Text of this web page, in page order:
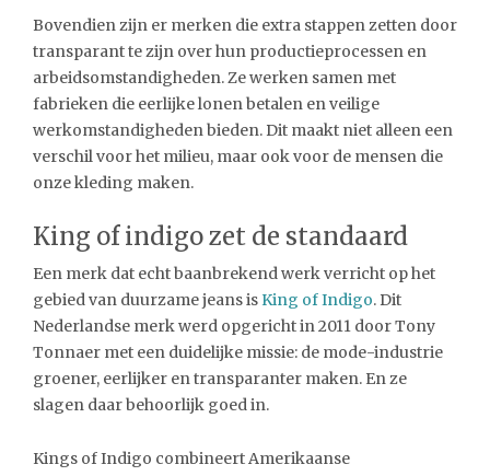
Bovendien zijn er merken die extra stappen zetten door
transparant te zijn over hun productieprocessen en
arbeidsomstandigheden. Ze werken samen met
fabrieken die eerlijke lonen betalen en veilige
werkomstandigheden bieden. Dit maakt niet alleen een
verschil voor het milieu, maar ook voor de mensen die
onze kleding maken.
King of indigo zet de standaard
Een merk dat echt baanbrekend werk verricht op het
gebied van duurzame jeans isKing of Indigo. Dit
Nederlandse merk werd opgericht in 2011 door Tony
Tonnaer met een duidelijke missie: de mode-industrie
groener, eerlijker en transparanter maken. En ze
slagen daar behoorlijk goed in.
Kings of Indigo combineert Amerikaanse